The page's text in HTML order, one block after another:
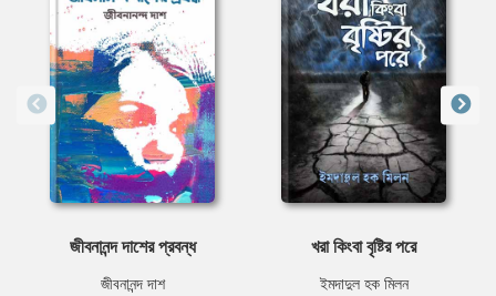
জীবনানন্দ দাশের প্রবন্ধ
জীবনানন্দ দাশ
খরা কিংবা বৃষ্টির পরে
ইমদাদুল হক মিলন